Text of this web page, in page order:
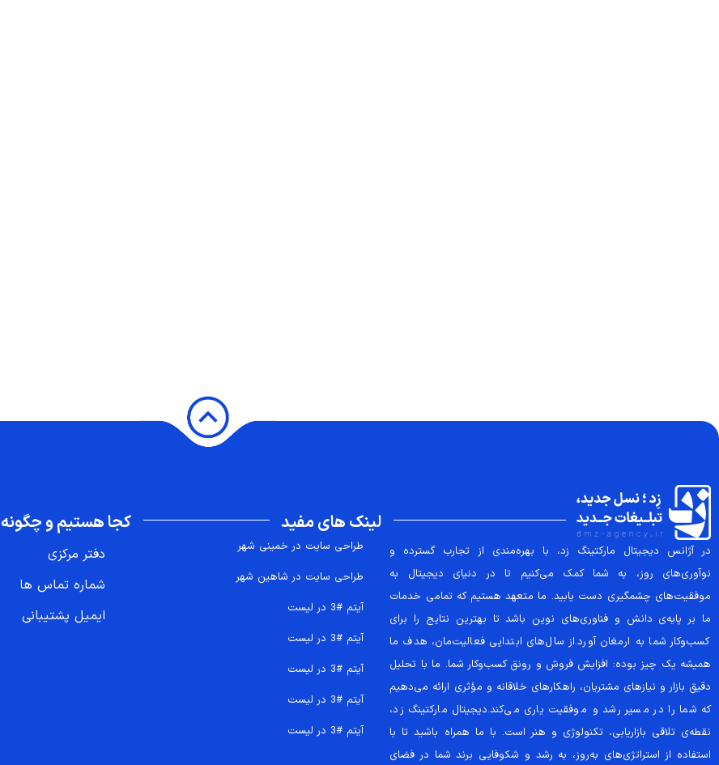
در آژانس دیجیتال مارکتینگ زد، با بهره‌مندی از تجارب گسترده و
نوآوری‌های روز، به شما کمک می‌کنیم تا در دنیای دیجیتال به
موفقیت‌های چشمگیری دست یابید. ما متعهد هستیم که تمامی خدمات
ما بر پایه‌ی دانش و فناوری‌های نوین باشد تا بهترین نتایج را برای
کسب‌وکار شما به ارمغان آورد.از سال‌های ابتدایی فعالیت‌مان، هدف ما
همیشه یک چیز بوده: افزایش فروش و رونق کسب‌وکار شما. ما با تحلیل
دقیق بازار و نیازهای مشتریان، راهکارهای خلاقانه و مؤثری ارائه می‌دهیم
که شما را در مسیر رشد و موفقیت یاری می‌کند.دیجیتال مارکتینگ زد،
نقطه‌ی تلاقی بازاریابی، تکنولوژی و هنر است. با ما همراه باشید تا با
استفاده از استراتژی‌های به‌روز، به رشد و شکوفایی برند شما در فضای
لینک های مفید
طراحی سایت در خمینی شهر
طراحی سایت در شاهین شهر
آیتم #3 در لیست
آیتم #3 در لیست
آیتم #3 در لیست
آیتم #3 در لیست
آیتم #3 در لیست
کجا هستیم و چگونه
دفتر مرکزی
شماره تماس ها
ایمیل پشتیبانی